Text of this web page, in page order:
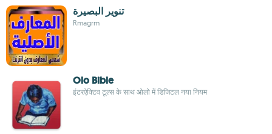
تنوير البصيرة
Rmagrm
Olo Bible
इंटरऐक्टिव टूल्स के साथ ओलो में डिजिटल नया नियम